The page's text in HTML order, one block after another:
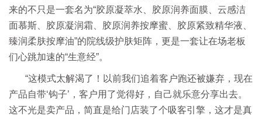
来的不只是一套名为“胶原凝萃水、胶原润养面膜、云感洁
面慕斯、胶原凝润霜、胶原润养按摩蜜、胶原紧致精华液、
臻润柔肤按摩油”的院线级护肤矩阵，更是一套让在场老板
们心跳加速的“生意经”。
“这模式太解渴了！以前我们追着客户跑还被嫌弃，现在
产品自带‘钩子’，客户用了觉得好，自己就乐意分享出去。
这不光是卖产品，简直是给门店装了个吸客引擎，这才是真